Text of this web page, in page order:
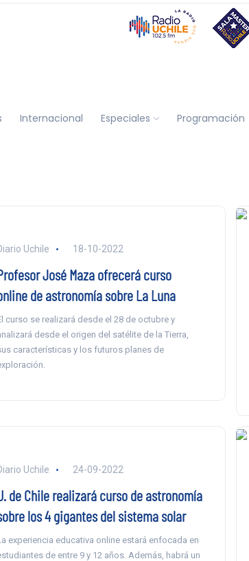
Internacional Especiales Programación
Uchile 18-10-2022
José Maza ofrecerá curso
de astronomía sobre La Luna
curso se realizará desde el 28 de octubre y
desde el origen del satélite de la Tierra,
características y los futuros planes de
Uchile 24-09-2022
de Chile realizará curso de astronomía
los 4 gigantes del sistema solar
experiencia educativa online estará enfocada en
de entre 9 y 12 años. Además, habrá un